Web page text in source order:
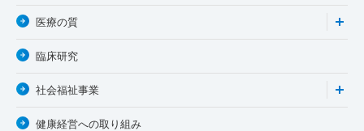
医療の質
臨床研究
社会福祉事業
健康経営への取り組み